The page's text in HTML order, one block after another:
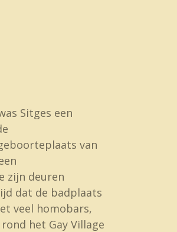
Sitges een
van
zijn deuren
dat de badplaats
veel homobars,
het Gay Village